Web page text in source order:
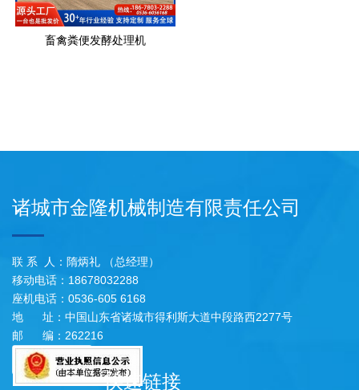
畜禽粪便发酵处理机
诸城市金隆机械制造有限责任公司
联 系 人：隋炳礼 （总经理）
移动电话：18678032288
座机电话：0536-605 6168
地 址：中国山东省诸城市得利斯大道中段路西2277号
邮 编：262216
快速链接